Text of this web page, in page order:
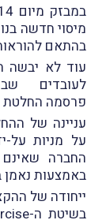
מיסוי חדשה
בהתאם להוראות סעיף
עוד לא יבשה
לעובדים
פרסמה החלטת
עניינה של
על מניות
החברה
באמצעות נאמן
ייחודה של